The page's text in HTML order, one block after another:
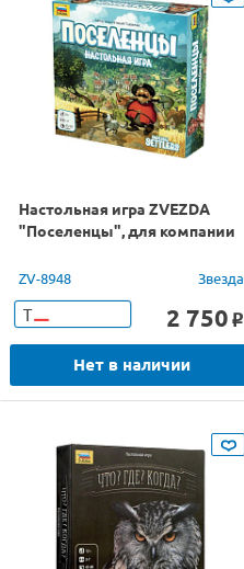
Настольная игра ZVEZDA
"Поселенцы", для компании
ZV-8948 Звезда
Т 2 750 o
Нет в наличии